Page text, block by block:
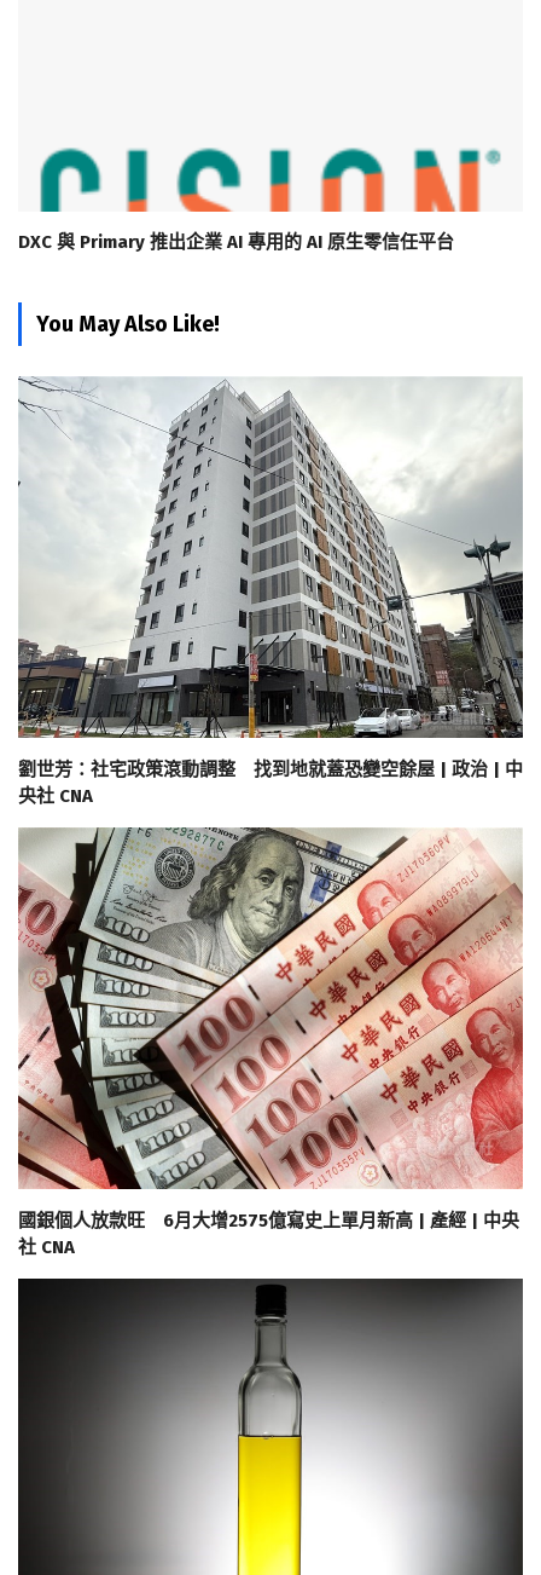
DXC 與 Primary 推出企業 AI 專用的 AI 原生零信任平台
You May Also Like!
劉世芳：社宅政策滾動調整 找到地就蓋恐變空餘屋 | 政治 | 中
央社 CNA
國銀個人放款旺 6月大增2575億寫史上單月新高 | 產經 | 中央
社 CNA